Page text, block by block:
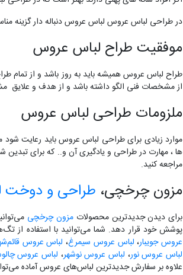
در طراحی لباس عروس لباس عروس دنباله دار گزینه
موفقیت طراح لباس عروس
طراح لباس عروس همیشه باید به روز باشد و از تمام
از مشخصات فنی الگو داشته باشد و از هدف و علایق
ملزومات طراحی لباس عروس
موارد زیادی برای طراحی لباس عروس باید رعایت
ها ، مهارت در طراحی و یادگیری آن و.. که برای
مراجعه کنید.
مزون چرخچی، طراحی و دوخت
برای دیدن جدیدترین محصولات مزون چرخچی
پوشش خود قرار دهد. شما می‌توانید با استفاده از
عروس جویبار، لباس عروس سیمرغ، لباس عروس
لباس عروس نور، لباس عروس نوشهر، لباس عروس
علاوه بر سفارش جدیدترین لباس‌های عروس آماده